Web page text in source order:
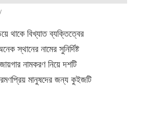
থাকে বিখ্যাত ব্যক্তিত্বের
স্থানের নামের সুনির্দিষ্ট
নামকরণ নিয়ে দশটি
মানুষদের জন্য কুইজটি